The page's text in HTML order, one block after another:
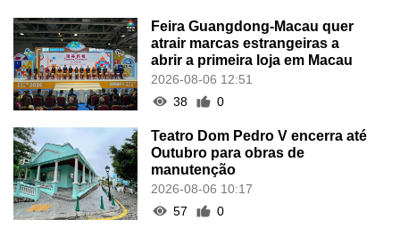
Feira Guangdong-Macau quer
atrair marcas estrangeiras a
abrir a primeira loja em Macau
2026-08-06 12:51
38
0
Teatro Dom Pedro V encerra até
Outubro para obras de
manutenção
2026-08-06 10:17
57
0